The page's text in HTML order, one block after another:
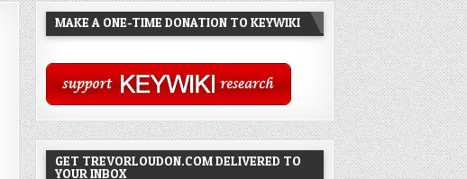
MAKE A ONE-TIME DONATION TO KEYWIKI
GET TREVORLOUDON.COM DELIVERED TO
YOUR INBOX